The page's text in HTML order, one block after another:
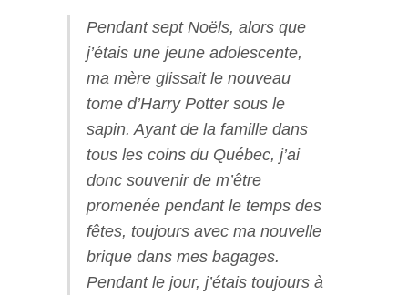
Pendant sept Noëls, alors que
j’étais une jeune adolescente,
ma mère glissait le nouveau
tome d’Harry Potter sous le
sapin. Ayant de la famille dans
tous les coins du Québec, j’ai
donc souvenir de m’être
promenée pendant le temps des
fêtes, toujours avec ma nouvelle
brique dans mes bagages.
Pendant le jour, j’étais toujours à